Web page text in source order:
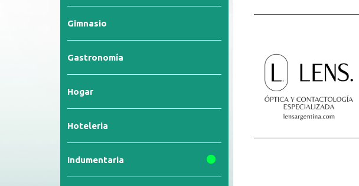
Gimnasio
Gastronomía
Hogar
Hoteleria
Indumentaria